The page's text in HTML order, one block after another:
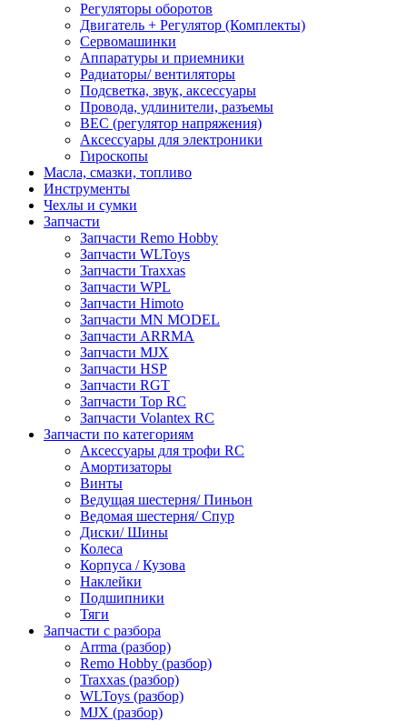
Регуляторы оборотов
Двигатель + Регулятор (Комплекты)
Сервомашинки
Аппаратуры и приемники
Радиаторы/ вентиляторы
Подсветка, звук, аксессуары
Провода, удлинители, разъемы
BEC (регулятор напряжения)
Аксессуары для электроники
Гироскопы
Масла, смазки, топливо
Инструменты
Чехлы и сумки
Запчасти
Запчасти Remo Hobby
Запчасти WLToys
Запчасти Traxxas
Запчасти WPL
Запчасти Himoto
Запчасти MN MODEL
Запчасти ARRMA
Запчасти MJX
Запчасти HSP
Запчасти RGT
Запчасти Top RC
Запчасти Volantex RC
Запчасти по категориям
Аксессуары для трофи RC
Амортизаторы
Винты
Ведущая шестерня/ Пиньон
Ведомая шестерня/ Спур
Диски/ Шины
Колеса
Корпуса / Кузова
Наклейки
Подшипники
Тяги
Запчасти с разбора
Arrma (разбор)
Remo Hobby (разбор)
Traxxas (разбор)
WLToys (разбор)
MJX (разбор)